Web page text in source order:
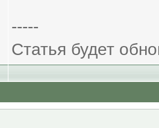
-----
Статья будет